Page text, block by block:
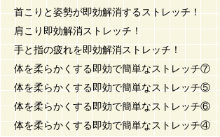
首こりと姿勢が即効解消するストレッチ！
肩こり即効解消ストレッチ！
手と指の疲れを即効解消ストレッチ！
体を柔らかくする即効で簡単なストレッチ⑦
体を柔らかくする即効で簡単なストレッチ⑤
体を柔らかくする即効で簡単なストレッチ⑥
体を柔らかくする即効で簡単なストレッチ④